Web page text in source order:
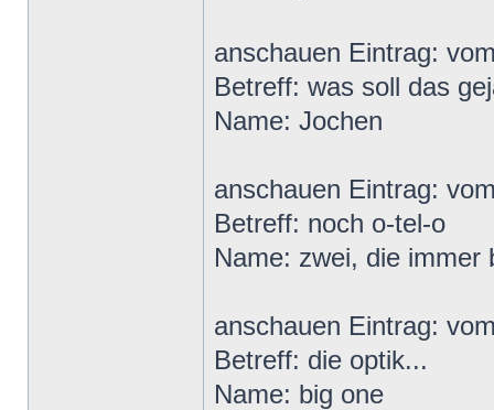
anschauen Eintrag:
Betreff: was soll das
Name: Jochen
anschauen Eintrag:
Betreff: noch o-tel-o
Name: zwei, die immer
anschauen Eintrag:
Betreff: die optik...
Name: big one